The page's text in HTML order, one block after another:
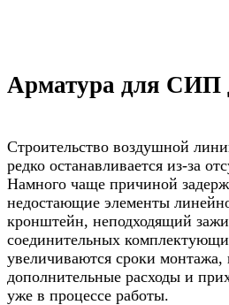
Арматура для
Строительство воздушной
редко останавливается из-за
Намного чаще причиной
недостающие элементы
кронштейн, неподходящий
соединительных
увеличиваются сроки монтажа,
дополнительные расходы и
уже в процессе работы.